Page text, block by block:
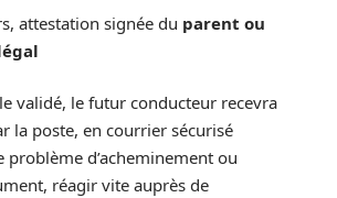
attestation signée du parent ou
validé, le futur conducteur recevra
la poste, en courrier sécurisé
problème d’acheminement ou
réagir vite auprès de